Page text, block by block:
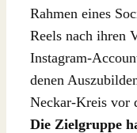
Rahmen eines
Reels nach ihren
Instagram-
denen
Neckar-Kreis vor
Die Zielgruppe